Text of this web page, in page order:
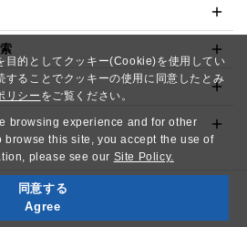
目的としてクッキー(Cookie)を使用してい
することでクッキーの使用に同意したとみ
リシー をご覧ください。
browsing experience and for other
this site, you accept the use of
please see our Site Policy.
同意する
Agree
CO.,LTD. All Rights Reserved.